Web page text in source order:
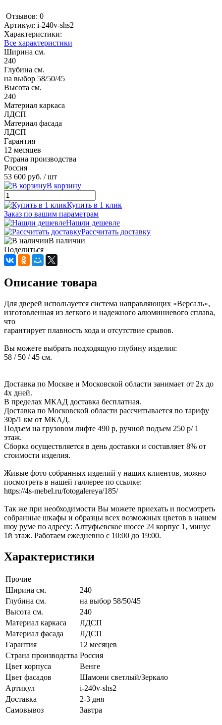
Отзывов: 0
Артикул: i-240v-shs2
Характеристики:
Все характеристики
Ширина см.
240
Глубина см.
на выбор 58/50/45
Высота см.
240
Материал каркаса
ЛДСП
Материал фасада
ЛДСП
Гарантия
12 месяцев
Страна производства
Россия
53 600 руб. / шт
В корзину
Купить в 1 клик
Заказ по вашим параметрам
Нашли дешевле
Рассчитать доставку
В наличии
Поделиться
Описание товара
Для дверей используется система направляющих «Версаль»,
изготовленная из легкого и надежного алюминиевого сплава,
что
гарантирует плавность хода и отсутствие срывов.
Вы можете выбрать подходящую глубину изделия:
58 / 50 / 45 см.
Доставка по Москве и Московской области занимает от 2х до
4х дней.
В пределах МКАД доставка бесплатная.
Доставка по Московской области рассчитывается по тарифу
30р/1 км от МКАД.
Подъем на грузовом лифте 490 р, ручной подъем 250 р/ 1
этаж.
Сборка осуществляется в день доставки и составляет 8% от
стоимости изделия.
Живые фото собранных изделий у наших клиентов, можно
посмотреть в нашей галлерее по ссылке:
https://4s-mebel.ru/fotogalereya/185/
Так же при необходимости Вы можете приехать и посмотреть
собранные шкафы и образцы всех возможных цветов в нашем
шоу руме по адресу: Алтуфьевское шоссе 24 корпус 1, минус
1й этаж. Работаем ежедневно с 10:00 до 19:00.
Характеристики
Прочие
Ширина см.
240
Глубина см.
на выбор 58/50/45
Высота см.
240
Материал каркаса
ЛДСП
Материал фасада
ЛДСП
Гарантия
12 месяцев
Страна производства Россия
Цвет корпуса
Венге
Цвет фасадов
Шамони светлый/Зеркало
Артикул
i-240v-shs2
Доставка
2-3 дня
Самовывоз
Завтра